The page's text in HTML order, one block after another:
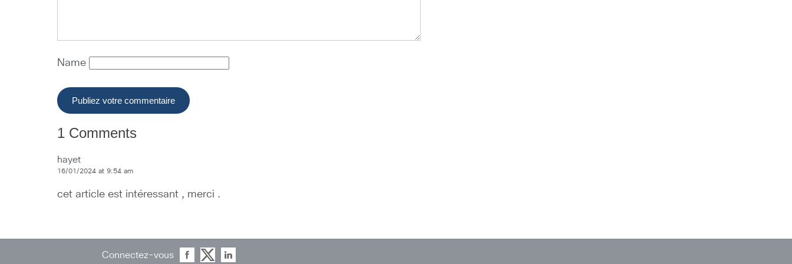
Name
1 Comments
hayet
16/01/2024 at 9:54 am
cet article est intéressant , merci .
Connectez-vous